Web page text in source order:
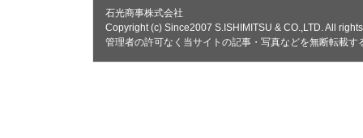
石光商事株式会社
Copyright (c) Since2007 S.ISHIMITSU & CO.,LTD. All
管理者の許可なく当サイトの記事・写真などを無断転載す